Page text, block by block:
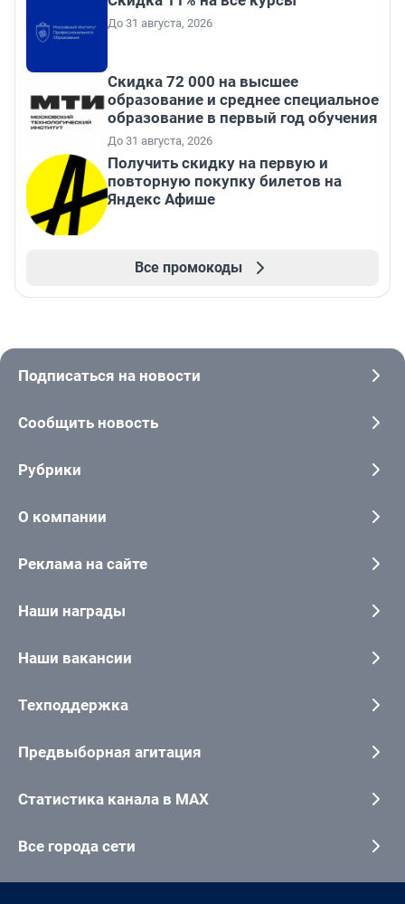
До 31 августа, 2026
Скидка 72 000 на высшее
образование и среднее специальное
образование в первый год обучения
До 31 августа, 2026
Получить скидку на первую и
повторную покупку билетов на
Яндекс Афише
Все промокоды
Подписаться на новости
Сообщить новость
Рубрики
О компании
Реклама на сайте
Наши награды
Наши вакансии
Техподдержка
Предвыборная агитация
Статистика канала в MAX
Все города сети